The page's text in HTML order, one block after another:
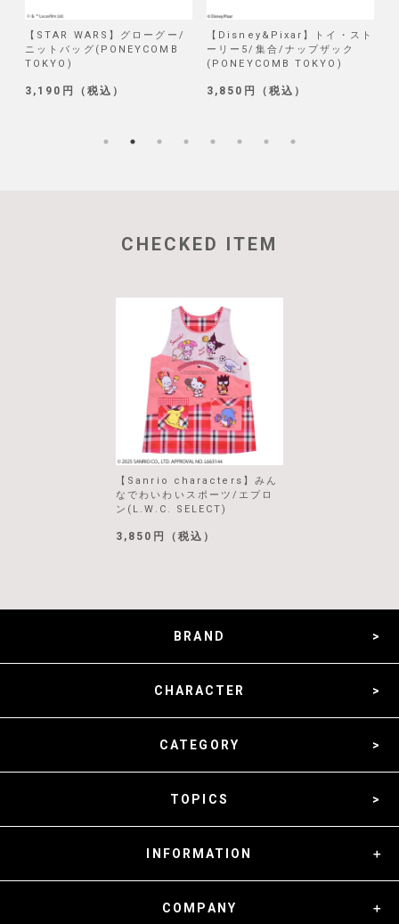
【STAR WARS】グローグー/
ニットバッグ(PONEYCOMB
TOKYO)
3,190円（税込）
【Disney&Pixar】トイ・スト
ーリー5/集合/ナップザック
(PONEYCOMB TOKYO)
3,850円（税込）
CHECKED ITEM
【Sanrio characters】みん
なでわいわいスポーツ/エプロ
ン(L.W.C. SELECT)
3,850円（税込）
BRAND
CHARACTER
CATEGORY
TOPICS
INFORMATION
COMPANY